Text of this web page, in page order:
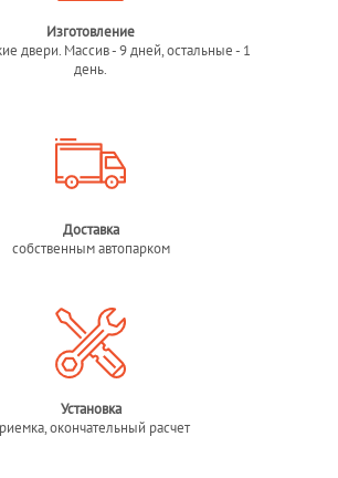
Изготовление
двери. Массив - 9 дней, остальные - 1
день.
Доставка
собственным автопарком
Установка
окончательный расчет